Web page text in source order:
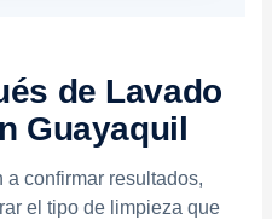
de Lavado
Guayaquil
a confirmar resultados,
el tipo de limpieza que